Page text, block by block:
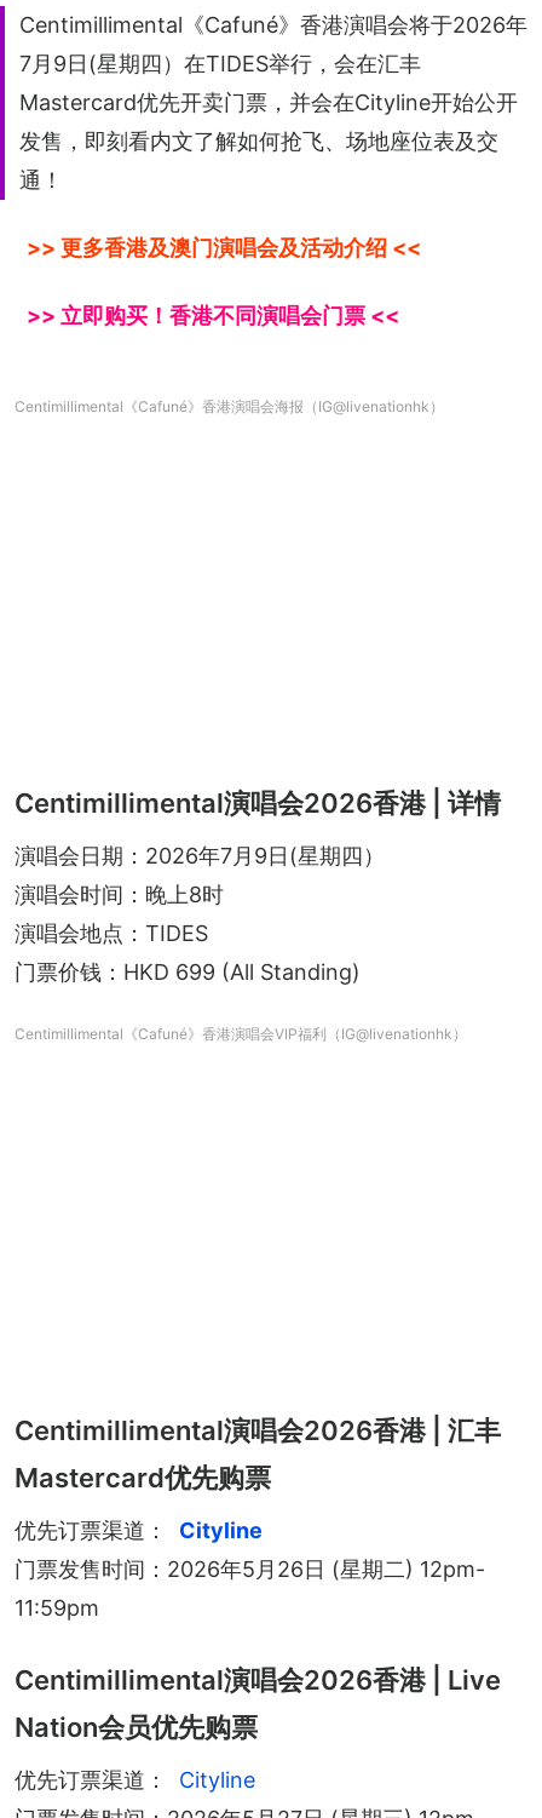
Centimillimental《Cafuné》香港演唱会将于2026年
7月9日(星期四）在TIDES举行，会在汇丰
Mastercard优先开卖门票，并会在Cityline开始公开
发售，即刻看内文了解如何抢飞、场地座位表及交
通！
>> 更多香港及澳门演唱会及活动介绍 <<
>> 立即购买！香港不同演唱会门票 <<
Centimillimental《Cafuné》香港演唱会海报（IG@livenationhk）
Centimillimental演唱会2026香港 | 详情
演唱会日期：2026年7月9日(星期四）
演唱会时间：晚上8时
演唱会地点：TIDES
门票价钱：HKD 699 (All Standing)
Centimillimental《Cafuné》香港演唱会VIP福利（IG@livenationhk）
Centimillimental演唱会2026香港 | 汇丰
Mastercard优先购票
优先订票渠道：
Cityline
门票发售时间：2026年5月26日 (星期二) 12pm-
11:59pm
Centimillimental演唱会2026香港 | Live
Nation会员优先购票
优先订票渠道：
Cityline